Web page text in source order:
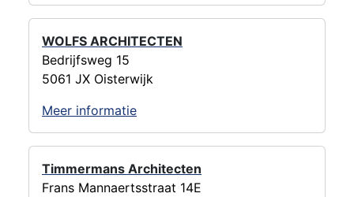
WOLFS ARCHITECTEN
Bedrijfsweg 15
5061 JX Oisterwijk
Meer informatie
Timmermans Architecten
Frans Mannaertsstraat 14E